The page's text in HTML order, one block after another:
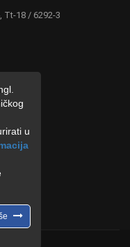
Tt-18 / 6292-3
u